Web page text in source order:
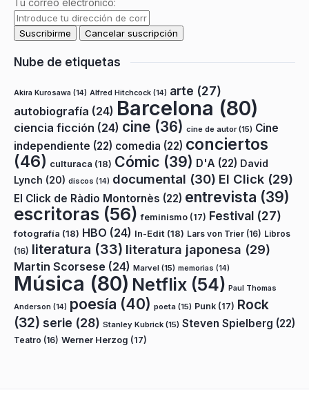
Tu correo electrónico:
Nube de etiquetas
Akira Kurosawa (14) Alfred Hitchcock (14) arte (27)
autobiografía (24) Barcelona (80)
ciencia ficción (24) cine (36) cine de autor(15) Cine
independiente (22) comedia (22) conciertos
(46) culturaca (18) Cómic (39) D'A (22) David
Lynch (20) discos (14) documental (30) El Click (29)
El Click de Ràdio Montornès (22) entrevista (39)
escritoras (56) feminismo (17) Festival (27)
fotografía (18) HBO (24) In-Edit (18) Lars von Trier (16) Libros
(16) literatura (33) literatura japonesa (29)
Martin Scorsese (24) Marvel (15) memorias (14)
Música (80) Netflix (54) Paul Thomas
Anderson (14) poesía (40) poeta (15) Punk (17) Rock
(32) serie (28) Stanley Kubrick (15) Steven Spielberg (22)
Teatro (16) Werner Herzog (17)